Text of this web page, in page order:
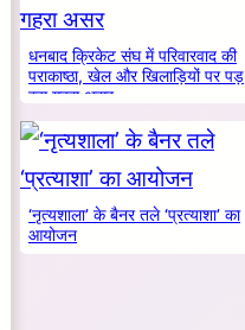
धनबाद क्रिकेट संघ में परिवारवाद की
पराकाष्ठा, खेल और खिलाड़ियों पर पड़
रहा गहरा असर
‘नृत्यशाला’ के बैनर तले ‘प्रत्याशा’ का
आयोजन